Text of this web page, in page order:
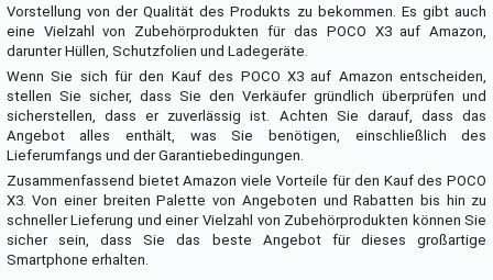
Vorstellung von der Qualität des Produkts zu bekommen. Es gibt auch
eine Vielzahl von Zubehörprodukten für das POCO X3 auf Amazon,
darunter Hüllen, Schutzfolien und Ladegeräte.
Wenn Sie sich für den Kauf des POCO X3 auf Amazon entscheiden,
stellen Sie sicher, dass Sie den Verkäufer gründlich überprüfen und
sicherstellen, dass er zuverlässig ist. Achten Sie darauf, dass das
Angebot alles enthält, was Sie benötigen, einschließlich des
Lieferumfangs und der Garantiebedingungen.
Zusammenfassend bietet Amazon viele Vorteile für den Kauf des POCO
X3. Von einer breiten Palette von Angeboten und Rabatten bis hin zu
schneller Lieferung und einer Vielzahl von Zubehörprodukten können Sie
sicher sein, dass Sie das beste Angebot für dieses großartige
Smartphone erhalten.